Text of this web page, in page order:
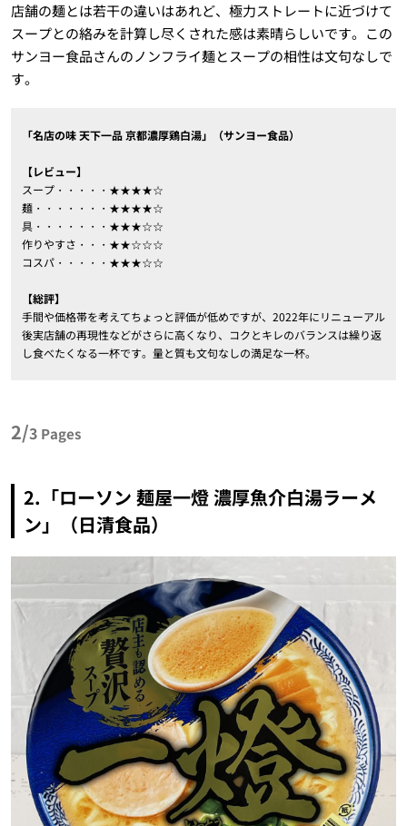
店舗の麺とは若干の違いはあれど、極力ストレートに近づけて
スープとの絡みを計算し尽くされた感は素晴らしいです。この
サンヨー食品さんのノンフライ麺とスープの相性は文句なしで
す。
「名店の味 天下一品 京都濃厚鶏白湯」（サンヨー食品）
【レビュー】
スープ・・・・・★★★★☆
麺・・・・・・・★★★★☆
具・・・・・・・★★★☆☆
作りやすさ・・・★★☆☆☆
コスパ・・・・・★★★☆☆
【総評】
手間や価格帯を考えてちょっと評価が低めですが、2022年にリニューアル
後実店舗の再現性などがさらに高くなり、コクとキレのバランスは繰り返
し食べたくなる一杯です。量と質も文句なしの満足な一杯。
2/3 Pages
2.「ローソン 麺屋一燈 濃厚魚介白湯ラーメ
ン」（日清食品）